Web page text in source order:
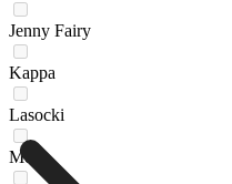
Jenny Fairy
Kappa
Lasocki
Mexx